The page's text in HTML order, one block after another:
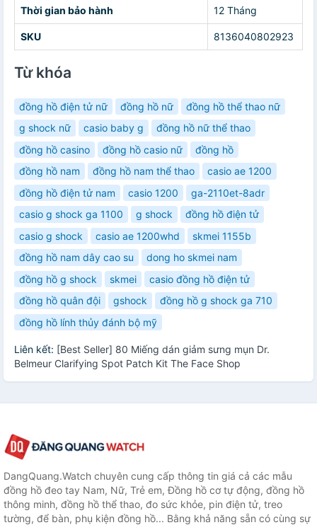
Thời gian bảo hành 12 Tháng
SKU 8136040802923
Từ khóa
đồng hồ điện tử nữ đồng hồ nữ
đồng hồ thể thao nữ
g shock nữ
casio baby g
đồng hồ nữ thể thao
đồng hồ casino
đồng hồ casio nữ
đồng hồ
đồng hồ nam
đồng hồ nam thể thao
casio ae 1200
đồng hồ điện tử nam
casio 1200
ga-2110et-8adr
casio g shock ga 1100
g shock
đồng hồ điện tử
casio g shock
casio ae 1200whd
skmei 1155b
đồng hồ nam dây cao su
dong ho skmei nam
đồng hồ g shock
skmei
casio đồng hồ điện tử
đồng hồ quân đội
gshock
đồng hồ g shock ga 710
đồng hồ lính thủy đánh bộ mỹ
Liên kết: [Best Seller] 80 Miếng dán giảm sưng mụn Dr.
Belmeur Clarifying Spot Patch Kit The Face Shop
DangQuang.Watch chuyên cung cấp thông tin giá cả các mẫu
đồng hồ đeo tay Nam, Nữ, Trẻ em, Đồng hồ cơ tự động, đồng hồ
thông minh, đồng hồ thể thao, đo sức khỏe, pin điện tử, treo
tường, để bàn, phụ kiện đồng hồ... Bằng khả năng sẵn có cùng sự